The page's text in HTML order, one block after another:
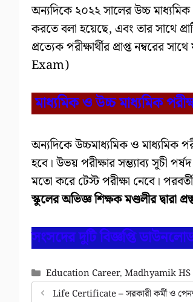
অন্যদিকে ২০২২ সালের উচ্চ মাধ্যমিক
করতে বলা হয়েছে, এবং তার সাথে
প্রত্যেক পরীক্ষার্থীর প্রাপ্ত
Exam)
মাধ্যমিক ও উচ্চ মাধ্যমিক
অন্যদিকে উচ্চমাধ্যমিক ও মাধ্যমিক
হবে। উভয় পরীক্ষার সম্ভ্যাব্য সূচী
মতো করে টেস্ট পরীক্ষা নেবে।
স্কুলের অভিজ্ঞ শিক্ষক মণ্ডলীর দ্বারা
সংসদের দুটি বিজ্ঞপ্তি
Categories
Education Career,Madhyamik
Life Certificate – সরকারী কর্মী ও